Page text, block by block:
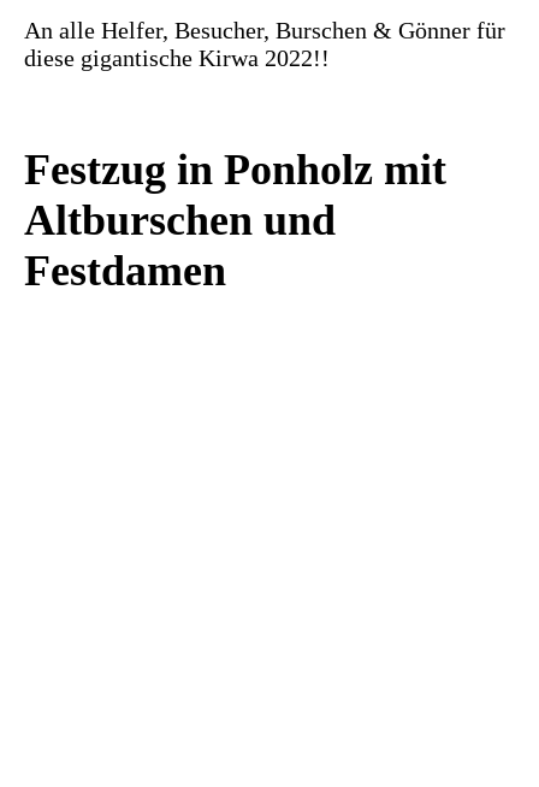
An alle Helfer, Besucher, Burschen & Gönner für
diese gigantische Kirwa 2022!!
Festzug in Ponholz mit
Altburschen und
Festdamen